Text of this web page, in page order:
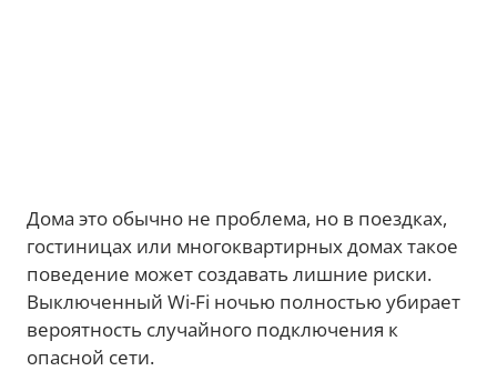
Дома это обычно не проблема, но в поездках,
гостиницах или многоквартирных домах такое
поведение может создавать лишние риски.
Выключенный Wi-Fi ночью полностью убирает
вероятность случайного подключения к
опасной сети.